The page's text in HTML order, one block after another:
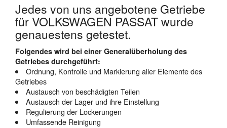
Jedes von uns angebotene Getriebe
für VOLKSWAGEN PASSAT wurde
genauestens getestet.
Folgendes wird bei einer Generalüberholung des
Getriebes durchgeführt:
Ordnung, Kontrolle und Markierung aller Elemente des
Getriebes
Austausch von beschädigten Teilen
Austausch der Lager und ihre Einstellung
Regulierung der Lockerungen
Umfassende Reinigung